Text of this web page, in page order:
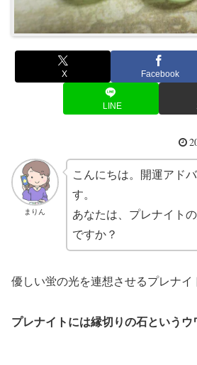
X Facebook
LINE
まりん
こんにちは。開運アド
す。
あなたは、プレナイト
ですか？
優しい蛍の光を連想させるプレナイ
プレナイトには縁切りの石というウ